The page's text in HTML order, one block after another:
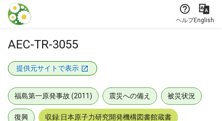
本文に飛ぶ
ヘルプEnglish
AEC-TR-3055
提供元サイトで表示
福島第一原発事故 (2011) 震災への備え 被災状況
復興 収録:日本原子力研究開発機構図書館蔵書